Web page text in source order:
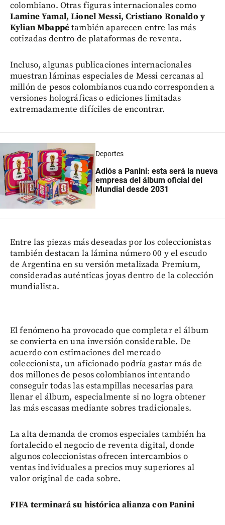
colombiano. Otras figuras internacionales como
Lamine Yamal, Lionel Messi, Cristiano Ronaldo y
Kylian Mbappétambién aparecen entre las más
cotizadas dentro de plataformas de reventa.
Incluso, algunas publicaciones internacionales
muestran láminas especiales de Messi cercanas al
millón de pesos colombianos cuando corresponden a
versiones holográficas o ediciones limitadas
extremadamente difíciles de encontrar.
Deportes
Adiós a Panini: esta será la nueva
empresa del álbum oficial del
Mundial desde 2031
Entre las piezas más deseadas por los coleccionistas
también destacan la lámina número 00 y el escudo
de Argentina en su versión metalizada Premium,
consideradas auténticas joyas dentro de la colección
mundialista.
El fenómeno ha provocado que completar el álbum
se convierta en una inversión considerable. De
acuerdo con estimaciones del mercado
coleccionista, un aficionado podría gastar más de
dos millones de pesos colombianos intentando
conseguir todas las estampillas necesarias para
llenar el álbum, especialmente si no logra obtener
las más escasas mediante sobres tradicionales.
La alta demanda de cromos especiales también ha
fortalecido el negocio de reventa digital, donde
algunos coleccionistas ofrecen intercambios o
ventas individuales a precios muy superiores al
valor original de cada sobre.
FIFA terminará su histórica alianza con Panini